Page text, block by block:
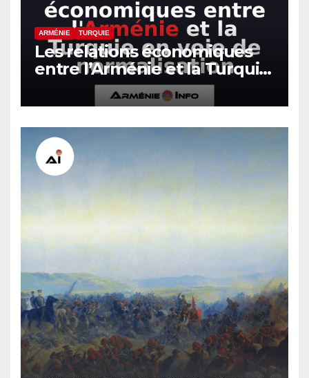
ARMÉNIE TURQUIE
Les relations économiques
entre l’Arménie et la Turquie
en voie de normalisation